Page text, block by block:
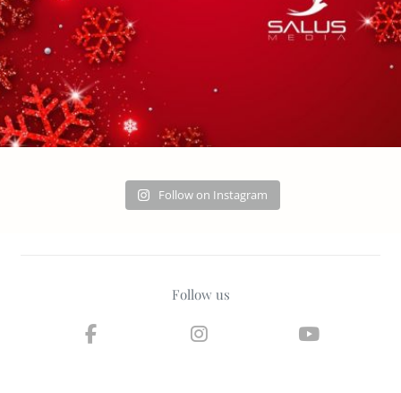
Follow on Instagram
Follow us